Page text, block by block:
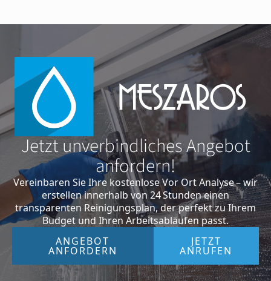
Jetzt unverbindliches Angebot
anfordern!
Vereinbaren Sie Ihre kostenlose Vor Ort Analyse – wir
erstellen innerhalb von 24 Stunden einen
transparenten Reinigungsplan, der perfekt zu Ihrem
Budget und Ihren Arbeitsabläufen passt.
ANGEBOT
ANFORDERN
JETZT
ANRUFEN